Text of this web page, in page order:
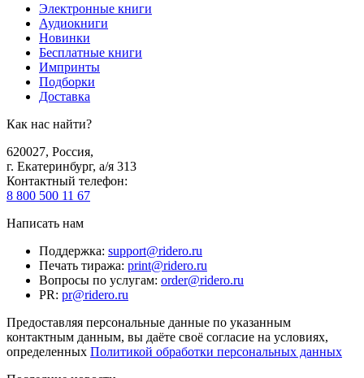
Электронные книги
Аудиокниги
Новинки
Бесплатные книги
Импринты
Подборки
Доставка
Как нас найти?
620027, Россия,
г. Екатеринбург, а/я 313
Контактный телефон:
8 800 500 11 67
Написать нам
Поддержка: support@ridero.ru
Печать тиража: print@ridero.ru
Вопросы по услугам: order@ridero.ru
PR: pr@ridero.ru
Предоставляя персональные данные по указанным
контактным данным, вы даёте своё согласие на условиях,
определенных Политикой обработки персональных данных